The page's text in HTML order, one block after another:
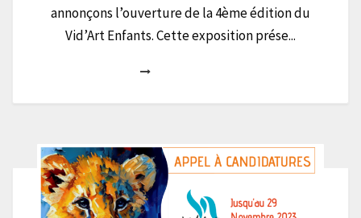
annonçons l’ouverture de la 4ème édition du
Vid’Art Enfants. Cette exposition prése...